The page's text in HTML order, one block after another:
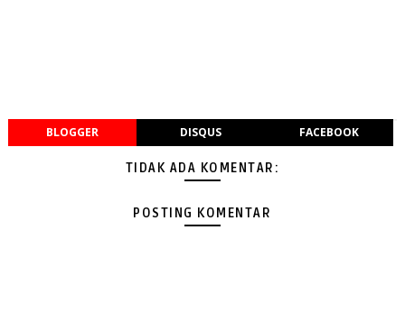
BLOGGER DISQUS FACEBOOK
TIDAK ADA KOMENTAR:
POSTING KOMENTAR